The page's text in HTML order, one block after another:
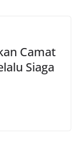
Camat
Siaga